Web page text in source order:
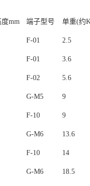
度mm 端子型号 单重(约
F-01 2.5
F-01 3.6
F-02 5.6
G-M5 9
F-10 9
G-M6 13.6
F-10 14
G-M6 18.5